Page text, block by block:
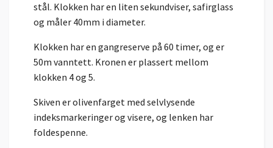
stål. Klokken har en liten sekundviser, safirglass
og måler 40mm i diameter.
Klokken har en gangreserve på 60 timer, og er
50m vanntett. Kronen er plassert mellom
klokken 4 og 5.
Skiven er olivenfarget med selvlysende
indeksmarkeringer og visere, og lenken har
foldespenne.